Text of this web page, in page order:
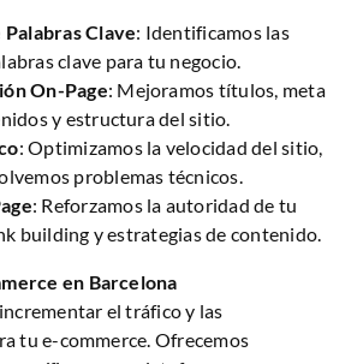
Palabras Clave: Identificamos las
clave para tu negocio.
On-Page: Mejoramos títulos, meta
y estructura del sitio.
: Optimizamos la velocidad del sitio,
problemas técnicos.
: Reforzamos la autoridad de tu
building y estrategias de contenido.
en Barcelona
el tráfico y las
tu e-commerce. Ofrecemos